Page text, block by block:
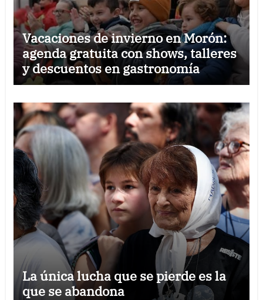
Vacaciones de invierno en Morón:
agenda gratuita con shows, talleres
y descuentos en gastronomía
La única lucha que se pierde es la
que se abandona